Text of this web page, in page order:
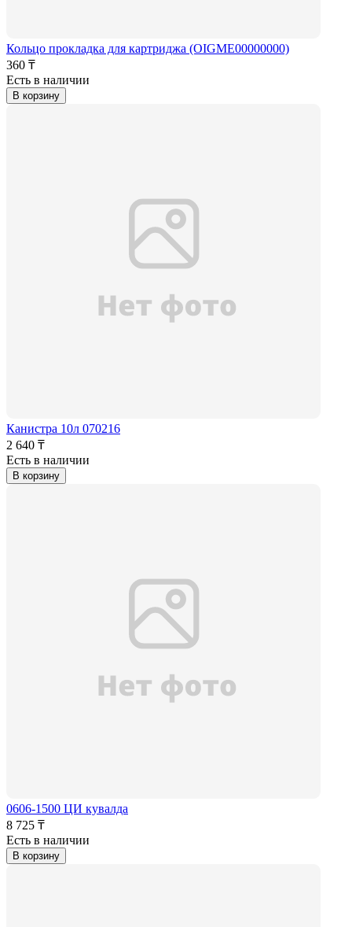
Кольцо прокладка для картриджа (OIGME00000000)
360 ₸
Есть в наличии
В корзину
Канистра 10л 070216
2 640 ₸
Есть в наличии
В корзину
0606-1500 ЦИ кувалда
8 725 ₸
Есть в наличии
В корзину